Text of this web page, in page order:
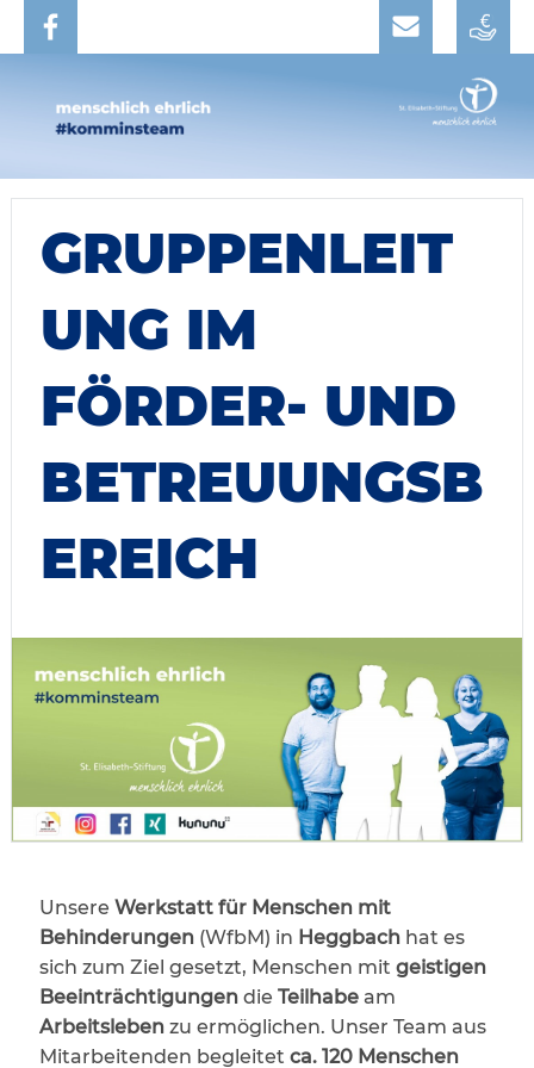
GRUPPENLEIT
UNG IM
FÖRDER- UND
BETREUUNGSB
EREICH
Unsere Werkstatt für Menschen mit
Behinderungen(WfbM) in Heggbach hat es
sich zum Ziel gesetzt, Menschen mit geistigen
Beeinträchtigungendie Teilhabe am
Arbeitsleben zu ermöglichen. Unser Team aus
Mitarbeitenden begleitet ca. 120 Menschen